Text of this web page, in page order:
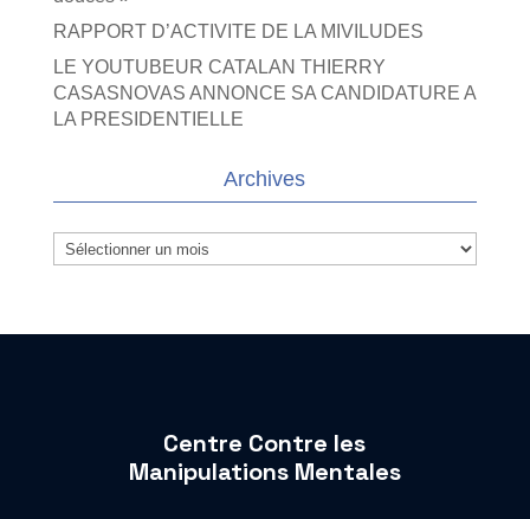
RAPPORT D’ACTIVITE DE LA MIVILUDES
LE YOUTUBEUR CATALAN THIERRY
CASASNOVAS ANNONCE SA CANDIDATURE A
LA PRESIDENTIELLE
Archives
Archives
Centre Contre les
Manipulations Mentales